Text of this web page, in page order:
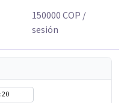
150000COP /
sesión